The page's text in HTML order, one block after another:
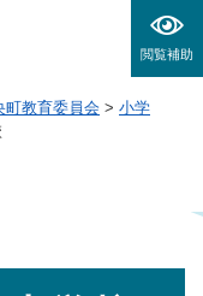
閲覧補助
町教育委員会 > 小学